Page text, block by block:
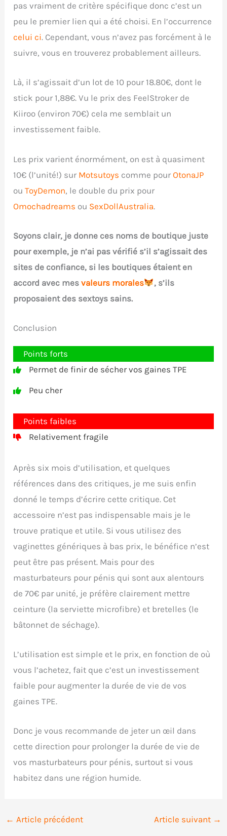
pas vraiment de critère spécifique donc c’est un
peu le premier lien qui a été choisi. En l’occurrence
celui ci. Cependant, vous n’avez pas forcément à le
suivre, vous en trouverez probablement ailleurs.
Là, il s’agissait d’un lot de 10 pour 18.80€, dont le
stick pour 1,88€. Vu le prix des FeelStroker de
Kiiroo (environ 70€) cela me semblait un
investissement faible.
Les prix varient énormément, on est à quasiment
10€ (l’unité!) sur Motsutoys comme pourOtonaJP
ouToyDemon, le double du prix pour
Omochadreams ou SexDollAustralia.
Soyons clair, je donne ces noms de boutique juste
pour exemple, je n’ai pas vérifié s’il s’agissait des
sites de confiance, si les boutiques étaient en
accord avec mesvaleurs morales
, s’ils
proposaient des sextoys sains.
Conclusion
Points forts
Permet de finir de sécher vos gaines TPE
Peu cher
Points faibles
Relativement fragile
Après six mois d’utilisation, et quelques
références dans des critiques, je me suis enfin
donné le temps d’écrire cette critique. Cet
accessoire n’est pas indispensable mais je le
trouve pratique et utile. Si vous utilisez des
vaginettes génériques à bas prix, le bénéfice n’est
peut être pas présent. Mais pour des
masturbateurs pour pénis qui sont aux alentours
de 70€ par unité, je préfère clairement mettre
ceinture (la serviette microfibre) et bretelles (le
bâtonnet de séchage).
L’utilisation est simple et le prix, en fonction de où
vous l’achetez, fait que c’est un investissement
faible pour augmenter la durée de vie de vos
gaines TPE.
Donc je vous recommande de jeter un œil dans
cette direction pour prolonger la durée de vie de
vos masturbateurs pour pénis, surtout si vous
habitez dans une région humide.
← Article précédent Article suivant →